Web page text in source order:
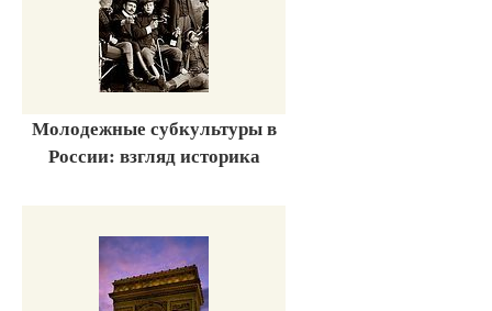
Молодежные субкультуры в
России: взгляд историка